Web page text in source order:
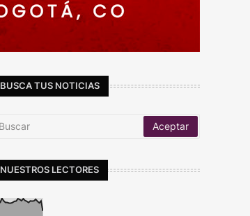
BUSCA TUS NOTICIAS
NUESTROS LECTORES